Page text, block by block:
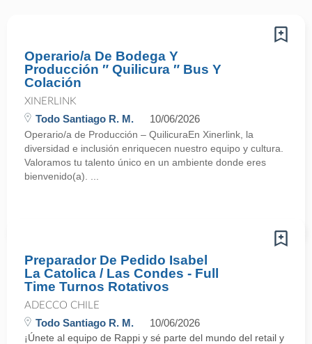
Operario/a De Bodega Y
Producción ″ Quilicura ″ Bus Y
Colación
XINERLINK
Todo Santiago R. M. 10/06/2026
Operario/a de Producción – QuilicuraEn Xinerlink, la
diversidad e inclusión enriquecen nuestro equipo y cultura.
Valoramos tu talento único en un ambiente donde eres
bienvenido(a). ...
Preparador De Pedido Isabel
La Catolica / Las Condes - Full
Time Turnos Rotativos
ADECCO CHILE
Todo Santiago R. M. 10/06/2026
¡Únete al equipo de Rappi y sé parte del mundo del retail y